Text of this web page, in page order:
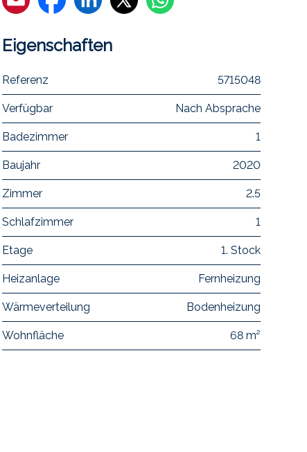
Eigenschaften
Referenz 5715048
Verfügbar Nach Absprache
Badezimmer 1
Baujahr 2020
Zimmer 2.5
Schlafzimmer 1
Etage 1. Stock
Heizanlage Fernheizung
Wärmeverteilung Bodenheizung
Wohnfläche 68 m²